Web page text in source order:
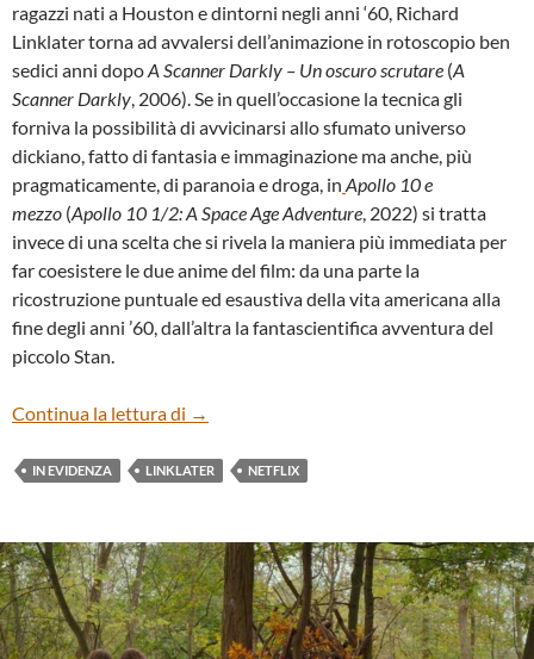
ragazzi nati a Houston e dintorni negli anni ‘60, Richard
Linklater torna ad avvalersi dell’animazione in rotoscopio ben
sedici anni dopoA Scanner Darkly – Un oscuro scrutare (A
Scanner Darkly, 2006). Se in quell’occasione la tecnica gli
forniva la possibilità di avvicinarsi allo sfumato universo
dickiano, fatto di fantasia e immaginazione ma anche, più
pragmaticamente, di paranoia e droga, in Apollo 10 e
mezzo (Apollo 10 1/2: A Space Age Adventure, 2022) si tratta
invece di una scelta che si rivela la maniera più immediata per
far coesistere le due anime del film: da una parte la
ricostruzione puntuale ed esaustiva della vita americana alla
fine degli anni ’60, dall’altra la fantascientifica avventura del
piccolo Stan.
Continua la lettura di “APOLLO 10 1⁄2: A SPACE AGE
→
IN EVIDENZA LINKLATER NETFLIX